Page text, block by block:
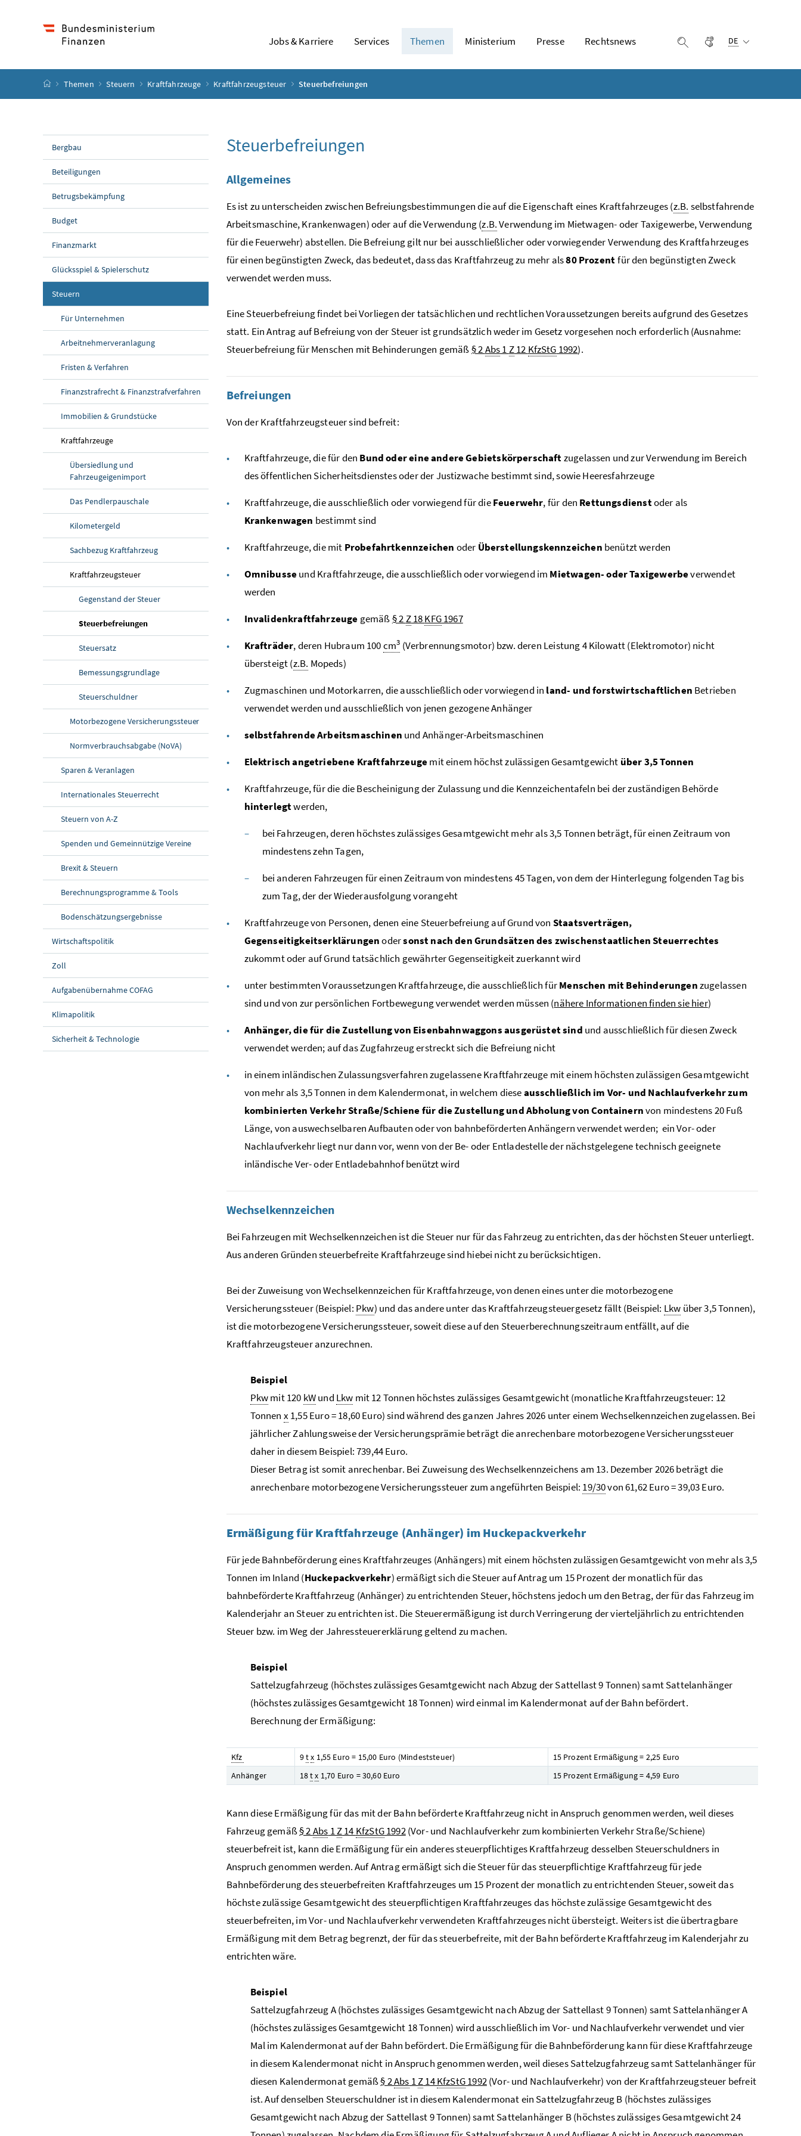
Jobs & Karriere Services Themen Ministerium Presse Rechtsnews Suche einblenden
Gebärdensprache
DE
Startseite
Themen Steuern Kraftfahrzeuge Kraftfahrzeugsteuer Steuerbefreiungen
Bergbau
Beteiligungen
Betrugsbekämpfung
Budget
Finanzmarkt
Glücksspiel & Spielerschutz
Steuern
Für Unternehmen
Arbeitnehmerveranlagung
Fristen & Verfahren
Finanzstrafrecht & Finanzstrafverfahren
Immobilien & Grundstücke
Kraftfahrzeuge
Übersiedlung und
Fahrzeugeigenimport
Das Pendlerpauschale
Kilometergeld
Sachbezug Kraftfahrzeug
Kraftfahrzeugsteuer
Gegenstand der Steuer
Steuerbefreiungen(aktuelle Seite)
Steuersatz
Bemessungsgrundlage
Steuerschuldner
Motorbezogene Versicherungssteuer
Normverbrauchsabgabe (NoVA)
Sparen & Veranlagen
Internationales Steuerrecht
Steuern von A-Z
Spenden und Gemeinnützige Vereine
Brexit & Steuern
Berechnungsprogramme & Tools
Bodenschätzungsergebnisse
Wirtschaftspolitik
Zoll
Aufgabenübernahme COFAG
Klimapolitik
Sicherheit & Technologie
Steuerbefreiungen
Allgemeines
Es ist zu unterscheiden zwischen Befreiungsbestimmungen die auf die Eigenschaft eines Kraftfahrzeuges (z.B. selbstfahrende
Arbeitsmaschine, Krankenwagen) oder auf die Verwendung (z.B.Verwendung im Mietwagen- oder Taxigewerbe, Verwendung
für die Feuerwehr) abstellen. Die Befreiung gilt nur bei ausschließlicher oder vorwiegender Verwendung des Kraftfahrzeuges
für einen begünstigten Zweck, das bedeutet, dass das Kraftfahrzeug zu mehr als80 Prozentfür den begünstigten Zweck
verwendet werden muss.
Eine Steuerbefreiung findet bei Vorliegen der tatsächlichen und rechtlichen Voraussetzungen bereits aufgrund des Gesetzes
statt. Ein Antrag auf Befreiung von der Steuer ist grundsätzlich weder im Gesetz vorgesehen noch erforderlich (Ausnahme:
Steuerbefreiung für Menschen mit Behinderungen gemäß§ 2Abs1Z12 KfzStG 1992).
Befreiungen
Von der Kraftfahrzeugsteuer sind befreit:
Kraftfahrzeuge, die für den Bund oder eine andere Gebietskörperschaftzugelassen und zur Verwendung im Bereich
des öffentlichen Sicherheitsdienstes oder der Justizwache bestimmt sind, sowie Heeresfahrzeuge
Kraftfahrzeuge, die ausschließlich oder vorwiegend für dieFeuerwehr, für den Rettungsdienstoder als
Krankenwagen bestimmt sind
Kraftfahrzeuge, die mit Probefahrtkennzeichen oder Überstellungskennzeichen benützt werden
Omnibusseund Kraftfahrzeuge, die ausschließlich oder vorwiegend im Mietwagen- oder Taxigewerbeverwendet
werden
Invalidenkraftfahrzeuge gemäß§ 2Z18KFG1967
Krafträder, deren Hubraum 100cm3 (Verbrennungsmotor) bzw. deren Leistung 4 Kilowatt (Elektromotor) nicht
übersteigt (z.B. Mopeds)
Zugmaschinen und Motorkarren, die ausschließlich oder vorwiegend in land- und forstwirtschaftlichen Betrieben
verwendet werden und ausschließlich von jenen gezogene Anhänger
selbstfahrende Arbeitsmaschinen und Anhänger-Arbeitsmaschinen
Elektrisch angetriebene Kraftfahrzeugemit einem höchst zulässigen Gesamtgewicht über 3,5 Tonnen
Kraftfahrzeuge, für die die Bescheinigung der Zulassung und die Kennzeichentafeln bei der zuständigen Behörde
hinterlegtwerden,
bei Fahrzeugen, deren höchstes zulässiges Gesamtgewicht mehr als 3,5 Tonnen beträgt, für einen Zeitraum von
mindestens zehn Tagen,
bei anderen Fahrzeugen für einen Zeitraum von mindestens 45 Tagen, von dem der Hinterlegung folgenden Tag bis
zum Tag, der der Wiederausfolgung vorangeht
Kraftfahrzeuge von Personen, denen eine Steuerbefreiung auf Grund von Staatsverträgen,
Gegenseitigkeitserklärungenodersonst nach den Grundsätzen des zwischenstaatlichen Steuerrechtes
zukommt oder auf Grund tatsächlich gewährter Gegenseitigkeit zuerkannt wird
unter bestimmten Voraussetzungen Kraftfahrzeuge, die ausschließlich fürMenschen mit Behinderungenzugelassen
sind und von zur persönlichen Fortbewegung verwendet werden müssen (nähere Informationen finden sie hier)
Anhänger, die für die Zustellung von Eisenbahnwaggons ausgerüstet sind und ausschließlich für diesen Zweck
verwendet werden; auf das Zugfahrzeug erstreckt sich die Befreiung nicht
in einem inländischen Zulassungsverfahren zugelassene Kraftfahrzeuge mit einem höchsten zulässigen Gesamtgewicht
von mehr als 3,5 Tonnen in dem Kalendermonat, in welchem dieseausschließlich im Vor- und Nachlaufverkehr zum
kombinierten Verkehr Straße/Schiene für die Zustellung und Abholung von Containernvon mindestens 20 Fuß
Länge, von auswechselbaren Aufbauten oder von bahnbeförderten Anhängern verwendet werden; ein Vor- oder
Nachlaufverkehr liegt nur dann vor, wenn von der Be- oder Entladestelle der nächstgelegene technisch geeignete
inländische Ver- oder Entladebahnhof benützt wird
Wechselkennzeichen
Bei Fahrzeugen mit Wechselkennzeichen ist die Steuer nur für das Fahrzeug zu entrichten, das der höchsten Steuer unterliegt.
Aus anderen Gründen steuerbefreite Kraftfahrzeuge sind hiebei nicht zu berücksichtigen.
Bei der Zuweisung von Wechselkennzeichen für Kraftfahrzeuge, von denen eines unter die motorbezogene
Versicherungssteuer (Beispiel: Pkw) und das andere unter das Kraftfahrzeugsteuergesetz fällt (Beispiel: Lkw über 3,5 Tonnen),
ist die motorbezogene Versicherungssteuer, soweit diese auf den Steuerberechnungszeitraum entfällt, auf die
Kraftfahrzeugsteuer anzurechnen.
Beispiel
Pkwmit 120 kWund Lkw mit 12 Tonnen höchstes zulässiges Gesamtgewicht (monatliche Kraftfahrzeugsteuer: 12
Tonnen x 1,55 Euro = 18,60 Euro) sind während des ganzen Jahres 2026 unter einem Wechselkennzeichen zugelassen. Bei
jährlicher Zahlungsweise der Versicherungsprämie beträgt die anrechenbare motorbezogene Versicherungssteuer
daher in diesem Beispiel: 739,44 Euro.
Dieser Betrag ist somit anrechenbar. Bei Zuweisung des Wechselkennzeichens am 13. Dezember 2026 beträgt die
anrechenbare motorbezogene Versicherungssteuer zum angeführten Beispiel: 19/30von 61,62 Euro = 39,03 Euro.
Ermäßigung für Kraftfahrzeuge (Anhänger) im Huckepackverkehr
Für jede Bahnbeförderung eines Kraftfahrzeuges (Anhängers) mit einem höchsten zulässigen Gesamtgewicht von mehr als 3,5
Tonnen im Inland (Huckepackverkehr) ermäßigt sich die Steuer auf Antrag um 15 Prozent der monatlich für das
bahnbeförderte Kraftfahrzeug (Anhänger) zu entrichtenden Steuer, höchstens jedoch um den Betrag, der für das Fahrzeug im
Kalenderjahr an Steuer zu entrichten ist. Die Steuerermäßigung ist durch Verringerung der vierteljährlich zu entrichtenden
Steuer bzw. im Weg der Jahressteuererklärung geltend zu machen.
Beispiel
Sattelzugfahrzeug (höchstes zulässiges Gesamtgewicht nach Abzug der Sattellast 9 Tonnen) samt Sattelanhänger
(höchstes zulässiges Gesamtgewicht 18 Tonnen) wird einmal im Kalendermonat auf der Bahn befördert.
Berechnung der Ermäßigung:
Kfz 9tx 1,55 Euro = 15,00 Euro (Mindeststeuer)
15 Prozent Ermäßigung = 2,25 Euro
Anhänger
18tx 1,70 Euro = 30,60 Euro 15 Prozent Ermäßigung = 4,59 Euro
Kann diese Ermäßigung für das mit der Bahn beförderte Kraftfahrzeug nicht in Anspruch genommen werden, weil dieses
Fahrzeug gemäß§ 2Abs 1Z14 KfzStG1992(Vor- und Nachlaufverkehr zum kombinierten Verkehr Straße/Schiene)
steuerbefreit ist, kann die Ermäßigung für ein anderes steuerpflichtiges Kraftfahrzeug desselben Steuerschuldners in
Anspruch genommen werden. Auf Antrag ermäßigt sich die Steuer für das steuerpflichtige Kraftfahrzeug für jede
Bahnbeförderung des steuerbefreiten Kraftfahrzeuges um 15 Prozent der monatlich zu entrichtenden Steuer, soweit das
höchste zulässige Gesamtgewicht des steuerpflichtigen Kraftfahrzeuges das höchste zulässige Gesamtgewicht des
steuerbefreiten, im Vor- und Nachlaufverkehr verwendeten Kraftfahrzeuges nicht übersteigt. Weiters ist die übertragbare
Ermäßigung mit dem Betrag begrenzt, der für das steuerbefreite, mit der Bahn beförderte Kraftfahrzeug im Kalenderjahr zu
entrichten wäre.
Beispiel
Sattelzugfahrzeug A (höchstes zulässiges Gesamtgewicht nach Abzug der Sattellast 9 Tonnen) samt Sattelanhänger A
(höchstes zulässiges Gesamtgewicht 18 Tonnen) wird ausschließlich im Vor- und Nachlaufverkehr verwendet und vier
Mal im Kalendermonat auf der Bahn befördert. Die Ermäßigung für die Bahnbeförderung kann für diese Kraftfahrzeuge
in diesem Kalendermonat nicht in Anspruch genommen werden, weil dieses Sattelzugfahrzeug samt Sattelanhänger für
diesen Kalendermonat gemäß§ 2Abs 1Z14KfzStG1992(Vor- und Nachlaufverkehr) von der Kraftfahrzeugsteuer befreit
ist. Auf denselben Steuerschuldner ist in diesem Kalendermonat ein Sattelzugfahrzeug B (höchstes zulässiges
Gesamtgewicht nach Abzug der Sattellast 9 Tonnen) samt Sattelanhänger B (höchstes zulässiges Gesamtgewicht 24